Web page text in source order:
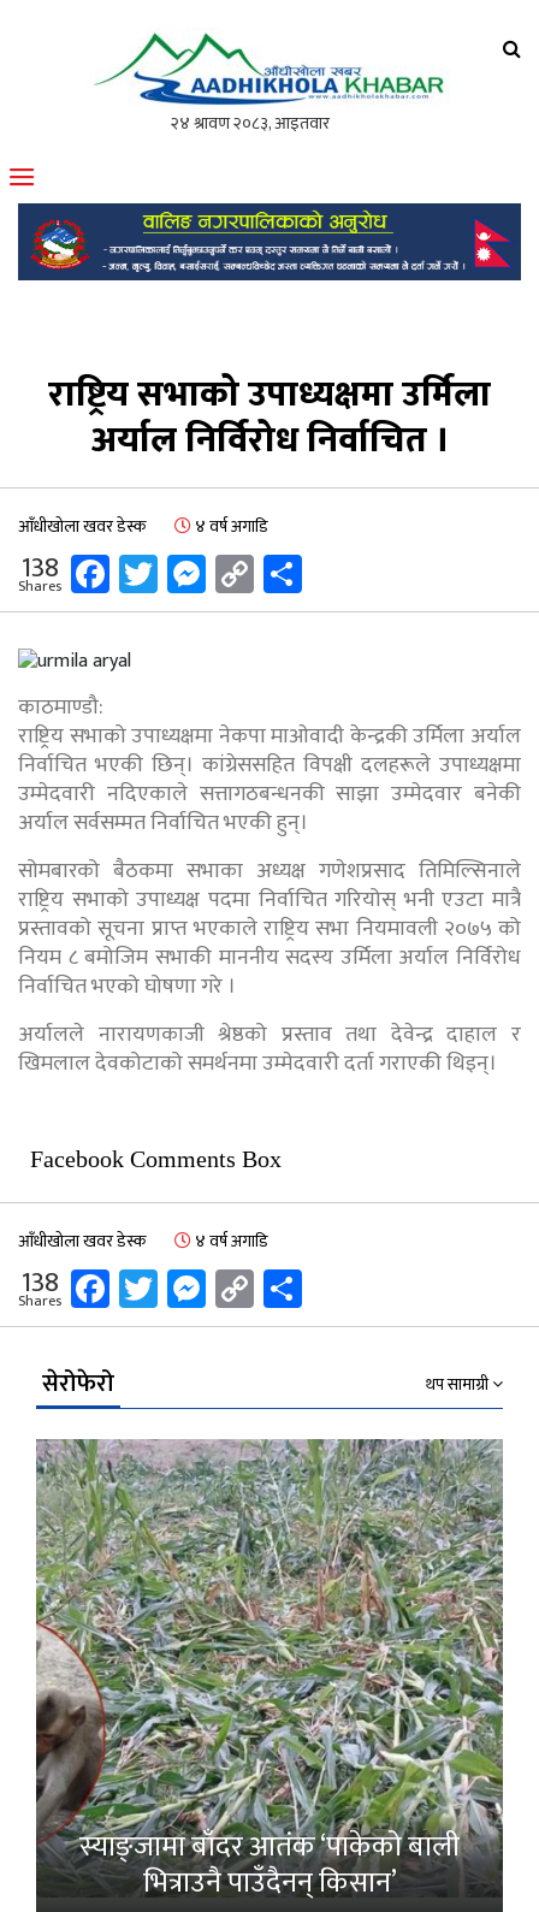
मोफसलकै लोकप्रिय अनलाइन पत्रिका
राष्ट्रिय सभाको उपाध्यक्षमा उर्मिला
अर्याल निर्विरोध निर्वाचित ।
आँधीखोला खवर डेस्क ४ वर्ष अगाडि
138
Shares Facebook
Twitter
Messenger
Copy
Link
काठमाण्डौ:
राष्ट्रिय सभाको उपाध्यक्षमा नेकपा माओवादी केन्द्रकी उर्मिला अर्याल
निर्वाचित भएकी छिन्। कांग्रेससहित विपक्षी दलहरूले उपाध्यक्षमा
उम्मेदवारी नदिएकाले सत्तागठबन्धनकी साझा उम्मेदवार बनेकी
अर्याल सर्वसम्मत निर्वाचित भएकी हुन्।
सोमबारको बैठकमा सभाका अध्यक्ष गणेशप्रसाद तिमिल्सिनाले
राष्ट्रिय सभाको उपाध्यक्ष पदमा निर्वाचित गरियोस् भनी एउटा मात्रै
प्रस्तावको सूचना प्राप्त भएकाले राष्ट्रिय सभा नियमावली २०७५ को
नियम ८ बमोजिम सभाकी माननीय सदस्य उर्मिला अर्याल निर्विरोध
निर्वाचित भएको घोषणा गरे ।
अर्यालले नारायणकाजी श्रेष्ठको प्रस्ताव तथा देवेन्द्र दाहाल र
खिमलाल देवकोटाको समर्थनमा उम्मेदवारी दर्ता गराएकी थिइन्।
Facebook Comments Box
आँधीखोला खवर डेस्क ४ वर्ष अगाडि
138
Shares Facebook
Twitter
Messenger
Copy
Link
सेरोफेरो थप सामाग्री
स्याङ्जामा बाँदर आतंक ‘पाकेको बाली
भित्राउनै पाउँदैनन् किसान’